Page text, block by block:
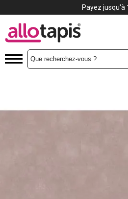
Payez jusqu'à